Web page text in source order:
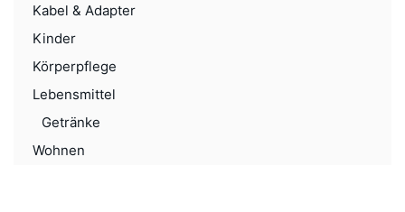
Kabel & Adapter
Kinder
Körperpflege
Lebensmittel
Getränke
Wohnen